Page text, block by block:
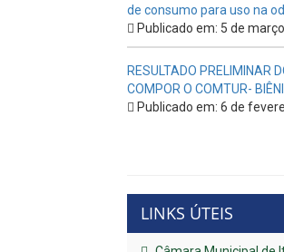
de consumo para uso na
Publicado em: 5 de
RESULTADO PRELIMINAR
COMPOR O COMTUR-
Publicado em: 6 de
LINKS ÚTEIS